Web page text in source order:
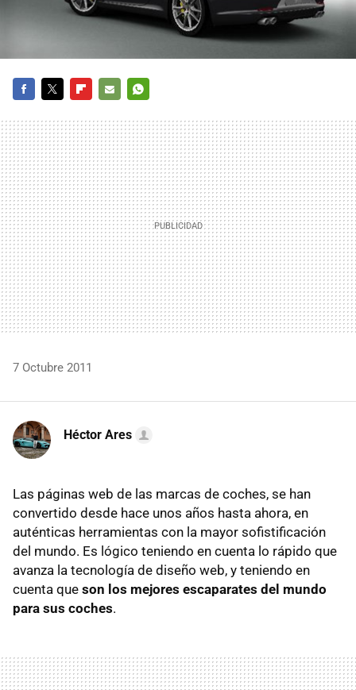
MAIL
7 Octubre 2011
Héctor Ares
Las páginas web de las marcas de coches, se han
convertido desde hace unos años hasta ahora, en
auténticas herramientas con la mayor sofistificación
del mundo. Es lógico teniendo en cuenta lo rápido que
avanza la tecnología de diseño web, y teniendo en
cuenta que son los mejores escaparates del mundo
para sus coches.